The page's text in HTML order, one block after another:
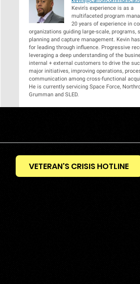
VETERAN'S CRISIS HOTLINE